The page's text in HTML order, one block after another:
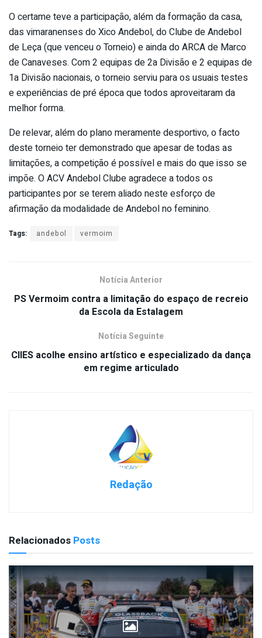
O certame teve a participação, além da formação da casa,
das vimaranenses do Xico Andebol, do Clube de Andebol
de Leça (que venceu o Torneio) e ainda do ARCA de Marco
de Canaveses. Com 2 equipas de 2a Divisão e 2 equipas de
1a Divisão nacionais, o torneio serviu para os usuais testes
e experiências de pré época que todos aproveitaram da
melhor forma.
De relevar, além do plano meramente desportivo, o facto
deste torneio ter demonstrado que apesar de todas as
limitações, a competição é possível e mais do que isso se
impõe. O ACV Andebol Clube agradece a todos os
participantes por se terem aliado neste esforço de
afirmação da modalidade de Andebol no feminino.
Tags: andebol vermoim
Notícia Anterior
PS Vermoim contra a limitação do espaço de recreio
da Escola da Estalagem
Notícia Seguinte
CIIES acolhe ensino artístico e especializado da dança
em regime articulado
Redação
Relacionados Posts